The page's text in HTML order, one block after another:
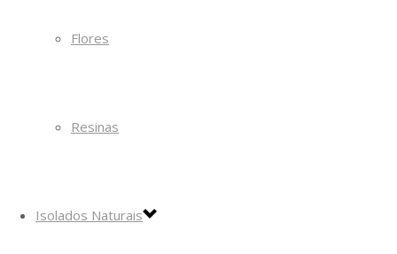
Flores
Resinas
Isolados Naturais